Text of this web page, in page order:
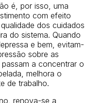
é, por isso, uma
com efeito
dos cuidados
do sistema. Quando
e bem, evitam-
sobre as
a concentrar o
melhora o
de trabalho.
renova-se a